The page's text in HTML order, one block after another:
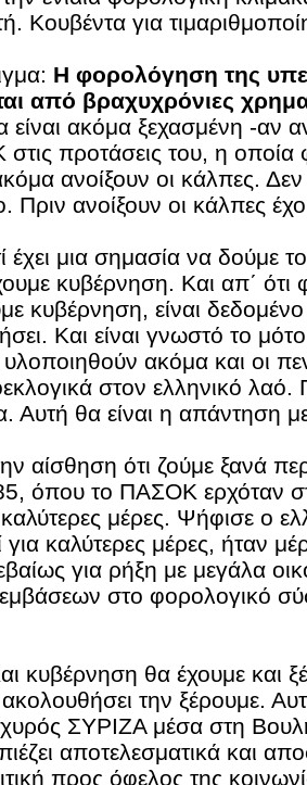
Κουβέντα για
Η φορολόγηση της
από βραχυχρόνιες
ακόμα ξεχασμένη -αν
προτάσεις του, η οποία
ανοίξουν οι κάλπες. Δεν
Πριν ανοίξουν οι κάλπες
έχει μια σημασία να δούμε
κυβέρνηση. Και απ΄ ότι
κυβέρνηση, είναι δεδομένο
Και είναι γνωστό το
ακόμα και οι
στον ελληνικό
Αυτή θα είναι η απάντηση
αίσθηση ότι ζούμε ξανά
όπου το ΠΑΣΟΚ ερχόταν
μέρες. Ψήφισε ο
καλύτερες μέρες, ήταν
για ρήξη με μεγάλα
στο φορολογικό
κυβέρνηση θα έχουμε και
την ξέρουμε.
ΣΥΡΙΖΑ μέσα στη
αποτελεσματικά και
προς όφελος της